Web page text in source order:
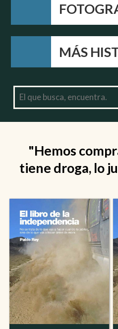
MÁS
"Hemos
tiene droga, lo